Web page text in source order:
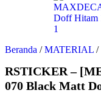
Beranda / MATERIAL /
RSTICKER –
070 Black Matt